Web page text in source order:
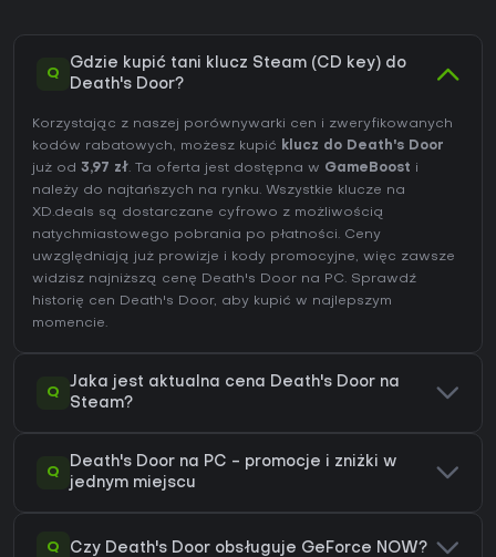
Q
Gdzie kupić tani klucz Steam (CD key) do
Death's Door?
Korzystając z naszej porównywarki cen i zweryfikowanych
kodów rabatowych, możesz kupić klucz do Death's Door
już od 3,97 zł. Ta oferta jest dostępna w GameBoost i
należy do najtańszych na rynku. Wszystkie klucze na
XD.deals są dostarczane cyfrowo z możliwością
natychmiastowego pobrania po płatności. Ceny
uwzględniają już prowizje i kody promocyjne, więc zawsze
widzisz najniższą cenę Death's Door na PC. Sprawdź
historię cen Death's Door, aby kupić w najlepszym
momencie.
Q
Jaka jest aktualna cena Death's Door na
Steam?
Q
Death's Door na PC - promocje i zniżki w
jednym miejscu
Q Czy Death's Door obsługuje GeForce NOW?